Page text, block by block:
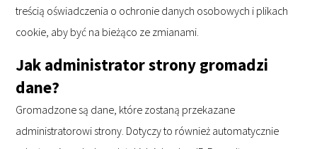
treścią oświadczenia o ochronie danych osobowych i plikach
cookie, aby być na bieżąco ze zmianami.
Jak administrator strony gromadzi
dane?
Gromadzone są dane, które zostaną przekazane
administratorowi strony. Dotyczy to również automatycznie